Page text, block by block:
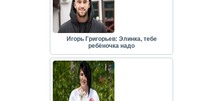
Игорь Григорьев: Элинка, тебе
ребёночка надо